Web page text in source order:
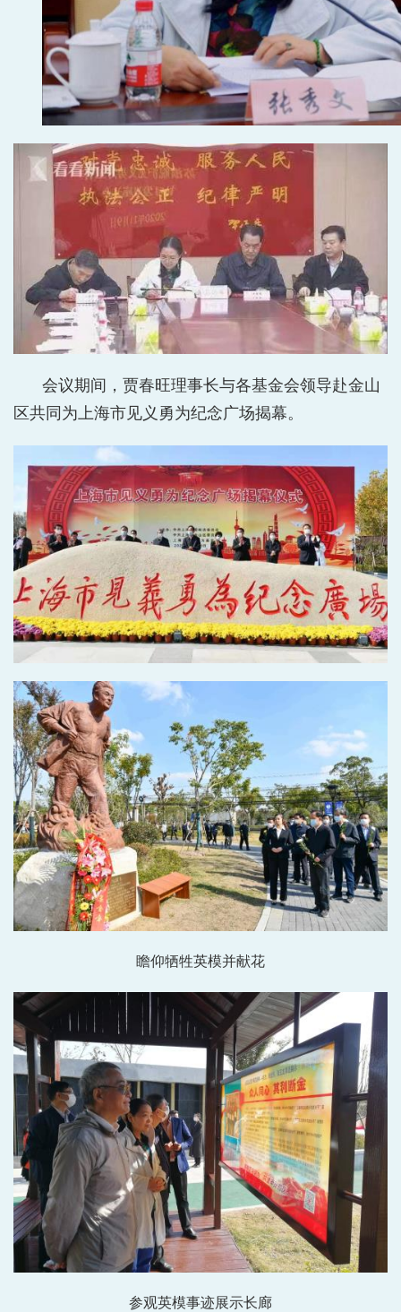
会议期间，贾春旺理事长与各基金会领导赴金山
区共同为上海市见义勇为纪念广场揭幕。
瞻仰牺牲英模并献花
参观英模事迹展示长廊